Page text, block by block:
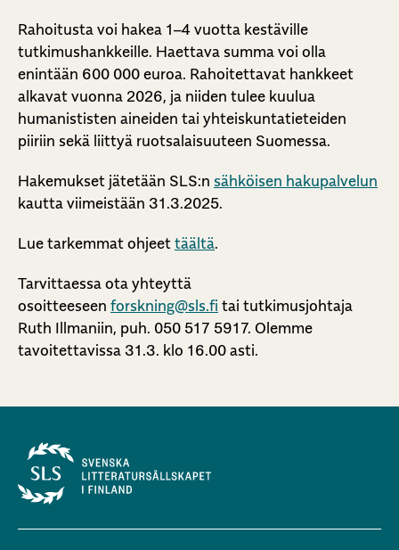
Rahoitusta voi hakea 1–4 vuotta kestäville
tutkimushankkeille. Haettava summa voi olla
enintään 600 000 euroa. Rahoitettavat hankkeet
alkavat vuonna 2026, ja niiden tulee kuulua
humanististen aineiden tai yhteiskuntatieteiden
piiriin sekä liittyä ruotsalaisuuteen Suomessa.
Hakemukset jätetään SLS:n sähköisen hakupalvelun
kautta viimeistään 31.3.2025.
Lue tarkemmat ohjeet täältä.
Tarvittaessa ota yhteyttä
osoitteeseen forskning@sls.fi tai tutkimusjohtaja
Ruth Illmaniin, puh. 050 517 5917. Olemme
tavoitettavissa 31.3. klo 16.00 asti.